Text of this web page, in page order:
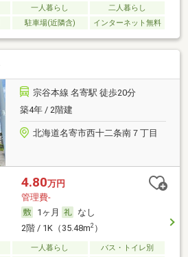
一人暮らし
二人暮らし
駐車場(近隣含) インターネット無料
宗谷本線 名寄駅 徒歩20分
築4年 / 2階建
北海道名寄市西十二条南７丁目
4.80万円
管理費-
1ヶ月
なし
2階 / 1K（35.48m2）
一人暮らし
バス・トイレ別